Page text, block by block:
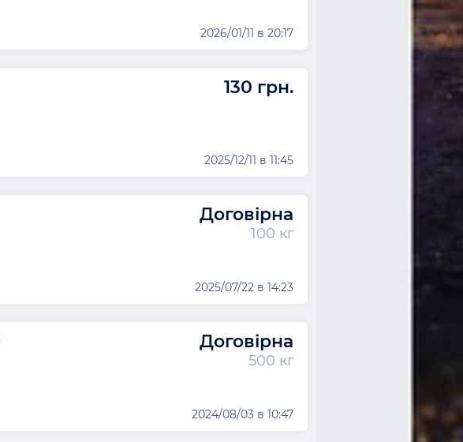
2026/01/11 в 20:17
130 грн.
2025/12/11 в 11:45
Договірна
100 кг
2025/07/22 в 14:23
Договірна
500 кг
2024/08/03 в 10:47